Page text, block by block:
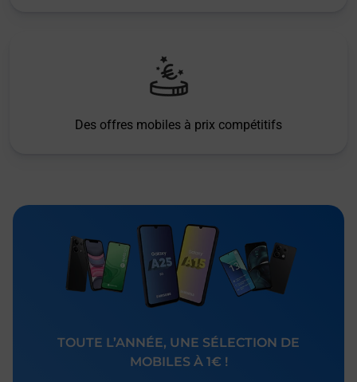
Des offres mobiles à prix compétitifs
TOUTE L’ANNÉE, UNE SÉLECTION DE
MOBILES À 1€ !